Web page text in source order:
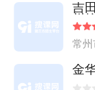
司、网红经纪公
名化妆造型师
图师、摄像师
学现已输出
5000多名毕业
吉
州
常州
金